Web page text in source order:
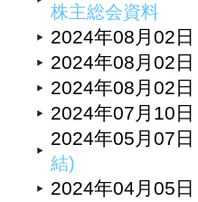
株主総会資料
2024年08月02日
2024年08月02日
2024年08月02日
2024年07月10日
2024年05月07日
結)
2024年04月05日